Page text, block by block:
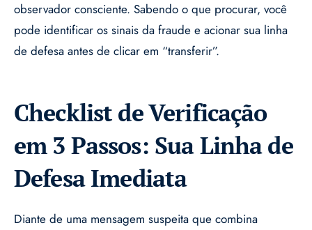
observador consciente. Sabendo o que procurar, você
pode identificar os sinais da fraude e acionar sua linha
de defesa antes de clicar em “transferir”.
Checklist de Verificação
em 3 Passos: Sua Linha de
Defesa Imediata
Diante de uma mensagem suspeita que combina